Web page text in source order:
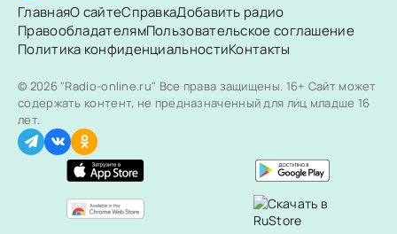
ГлавнаяО сайтеСправкаДобавить радио
ПравообладателямПользовательское соглашение
Политика конфиденциальностиКонтакты
© 2026 "Radio-online.ru" Все права защищены. 16+ Сайт может
содержать контент, не предназначенный для лиц младше 16
лет.